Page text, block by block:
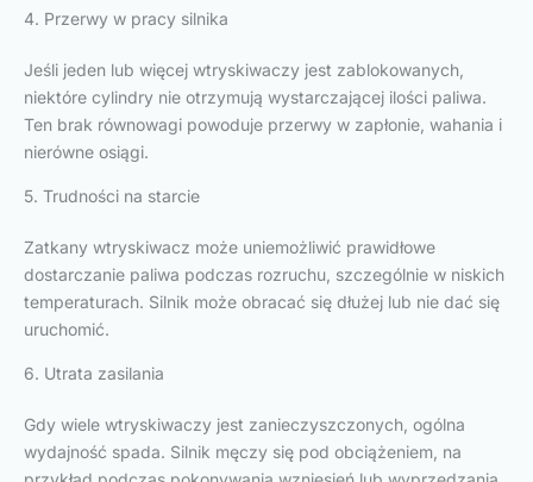
4. Przerwy w pracy silnika
Jeśli jeden lub więcej wtryskiwaczy jest zablokowanych,
niektóre cylindry nie otrzymują wystarczającej ilości paliwa.
Ten brak równowagi powoduje przerwy w zapłonie, wahania i
nierówne osiągi.
5. Trudności na starcie
Zatkany wtryskiwacz może uniemożliwić prawidłowe
dostarczanie paliwa podczas rozruchu, szczególnie w niskich
temperaturach. Silnik może obracać się dłużej lub nie dać się
uruchomić.
6. Utrata zasilania
Gdy wiele wtryskiwaczy jest zanieczyszczonych, ogólna
wydajność spada. Silnik męczy się pod obciążeniem, na